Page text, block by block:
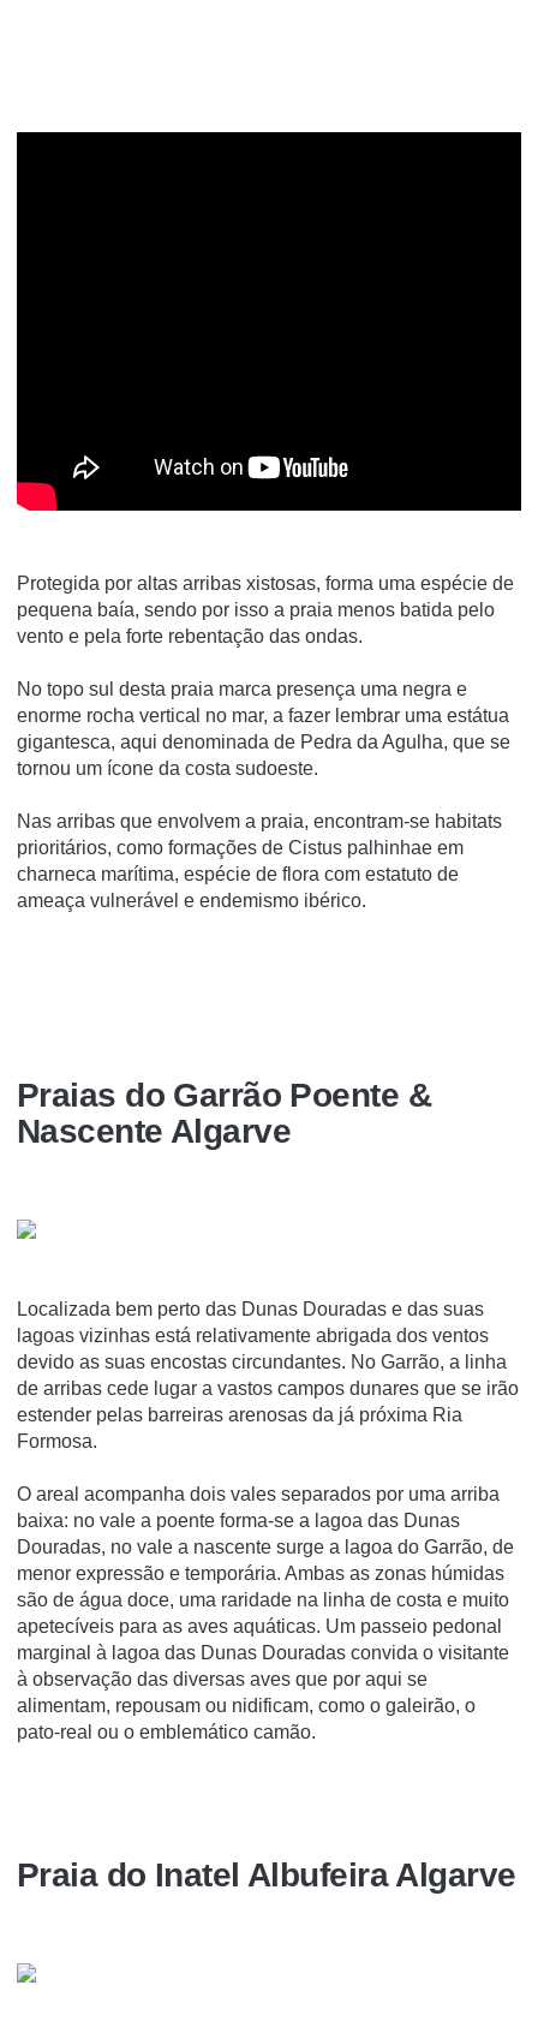
Protegida por altas arribas xistosas, forma uma espécie de
pequena baía, sendo por isso a praia menos batida pelo
vento e pela forte rebentação das ondas.
No topo sul desta praia marca presença uma negra e
enorme rocha vertical no mar, a fazer lembrar uma estátua
gigantesca, aqui denominada de Pedra da Agulha, que se
tornou um ícone da costa sudoeste.
Nas arribas que envolvem a praia, encontram-se habitats
prioritários, como formações de Cistus palhinhae em
charneca marítima, espécie de flora com estatuto de
ameaça vulnerável e endemismo ibérico.
Praias do Garrão Poente &
Nascente Algarve
Localizada bem perto das Dunas Douradas e das suas
lagoas vizinhas está relativamente abrigada dos ventos
devido as suas encostas circundantes. No Garrão, a linha
de arribas cede lugar a vastos campos dunares que se irão
estender pelas barreiras arenosas da já próxima Ria
Formosa.
O areal acompanha dois vales separados por uma arriba
baixa: no vale a poente forma-se a lagoa das Dunas
Douradas, no vale a nascente surge a lagoa do Garrão, de
menor expressão e temporária. Ambas as zonas húmidas
são de água doce, uma raridade na linha de costa e muito
apetecíveis para as aves aquáticas. Um passeio pedonal
marginal à lagoa das Dunas Douradas convida o visitante
à observação das diversas aves que por aqui se
alimentam, repousam ou nidificam, como o galeirão, o
pato-real ou o emblemático camão.
Praia do Inatel Albufeira Algarve